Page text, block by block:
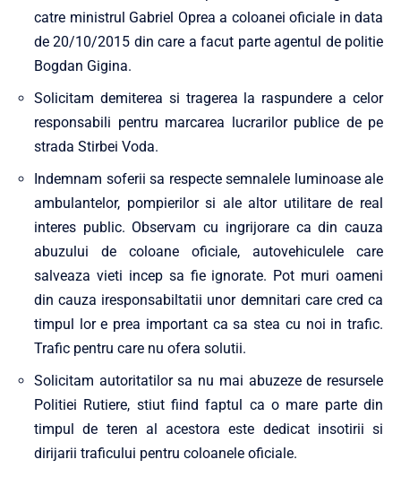
catre ministrul Gabriel Oprea a coloanei oficiale in data
de 20/10/2015 din care a facut parte agentul de politie
Bogdan Gigina.
Solicitam demiterea si tragerea la raspundere a celor
responsabili pentru marcarea lucrarilor publice de pe
strada Stirbei Voda.
Indemnam soferii sa respecte semnalele luminoase ale
ambulantelor, pompierilor si ale altor utilitare de real
interes public. Observam cu ingrijorare ca din cauza
abuzului de coloane oficiale, autovehiculele care
salveaza vieti incep sa fie ignorate. Pot muri oameni
din cauza iresponsabiltatii unor demnitari care cred ca
timpul lor e prea important ca sa stea cu noi in trafic.
Trafic pentru care nu ofera solutii.
Solicitam autoritatilor sa nu mai abuzeze de resursele
Politiei Rutiere, stiut fiind faptul ca o mare parte din
timpul de teren al acestora este dedicat insotirii si
dirijarii traficului pentru coloanele oficiale.